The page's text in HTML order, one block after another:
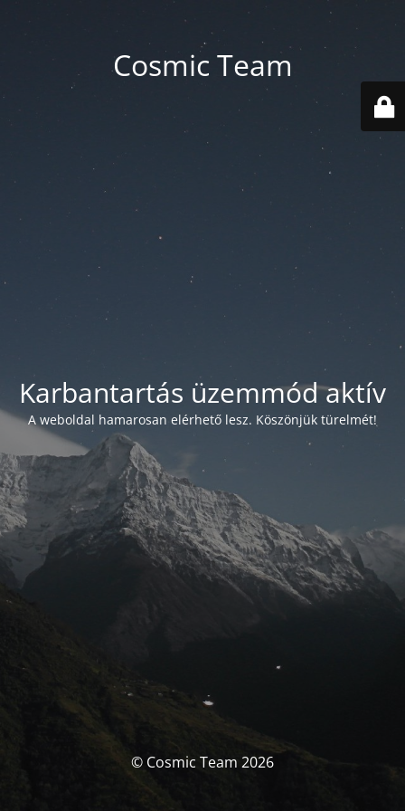
Cosmic Team
Karbantartás üzemmód aktív
A weboldal hamarosan elérhető lesz. Köszönjük türelmét!
© Cosmic Team 2026